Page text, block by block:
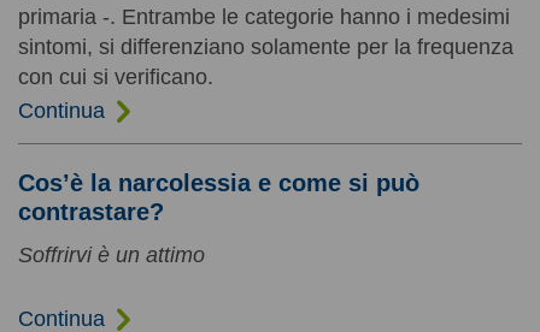
primaria -. Entrambe le categorie hanno i medesimi
sintomi, si differenziano solamente per la frequenza
con cui si verificano.
Continua
Cos’è la narcolessia e come si può
contrastare?
Soffrirvi è un attimo
Continua